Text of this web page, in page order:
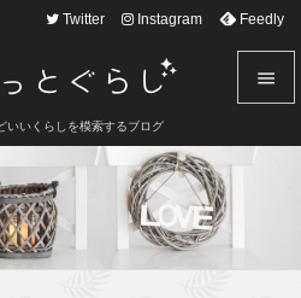
いいくらしを模索するブログ

Twitter Instagram Feedly